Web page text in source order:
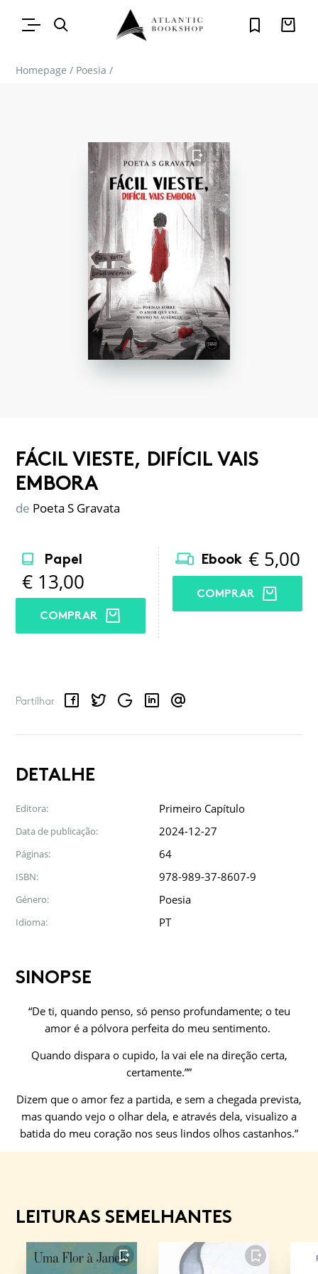
Homepage / Poesia /
FAVORITO
FÁCIL VIESTE, DIFÍCIL VAIS
EMBORA
de Poeta S Gravata
Papel
€ 13,00
COMPRAR
Ebook € 5,00
COMPRAR
Partilhar
FacebookTwitterGoogle LinkedInEmail
DETALHE
Editora: Primeiro Capítulo
Data de publicação: 2024-12-27
Páginas: 64
ISBN: 978-989-37-8607-9
Género: Poesia
Idioma: PT
SINOPSE
“De ti, quando penso, só penso profundamente; o teu
amor é a pólvora perfeita do meu sentimento.
Quando dispara o cupido, la vai ele na direção certa,
certamente.””
Dizem que o amor fez a partida, e sem a chegada prevista,
mas quando vejo o olhar dela, e através dela, visualizo a
batida do meu coração nos seus lindos olhos castanhos.”
LEITURAS SEMELHANTES